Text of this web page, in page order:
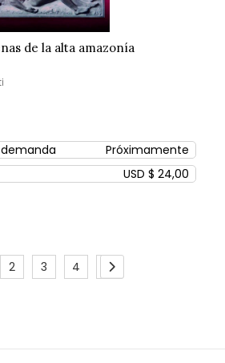
de la alta amazonía
Próximamente
USD $ 24,00
Page
Page
2
Page
3
Page
4
Page
5
Page
Siguiente